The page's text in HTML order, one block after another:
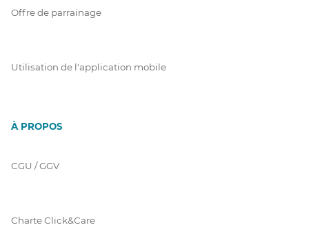
Offre de parrainage
Utilisation de l'application mobile
À PROPOS
CGU / GGV
Charte Click&Care